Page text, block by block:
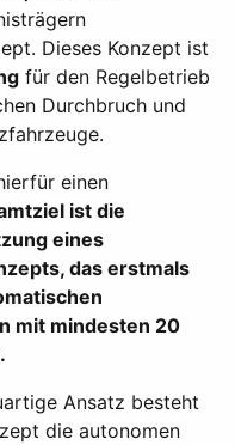
Dieses Konzept ist
für den Regelbetrieb
Durchbruch und
einen
ist die
eines
das erstmals
mit mindesten 20
Ansatz besteht
die autonomen